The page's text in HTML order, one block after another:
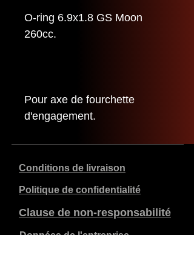
O-ring 6.9x1.8 GS Moon
260cc.
Pour axe de fourchette
d'engagement.
Conditions de livraison
Politique de confidentialité
Clause de non-responsabilité
Données de l'entreprise